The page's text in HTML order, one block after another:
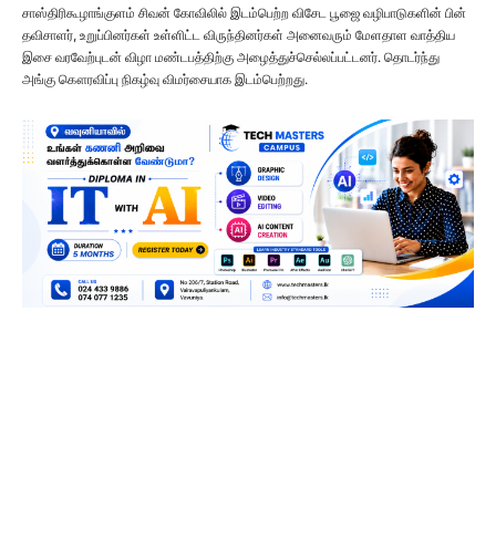
சாஸ்திரிகூழாங்குளம் சிவன் கோவிலில் இடம்பெற்ற விசேட பூஜை வழிபாடுகளின் பின்
தவிசாளர், உறுப்பினர்கள் உள்ளிட்ட விருந்தினர்கள் அனைவரும் மேளதாள வாத்திய
இசை வரவேற்புடன் விழா மண்டபத்திற்கு அழைத்துச்செல்லப்பட்டனர். தொடர்ந்து
அங்கு கௌரவிப்பு நிகழ்வு விமர்சையாக இடம்பெற்றது.